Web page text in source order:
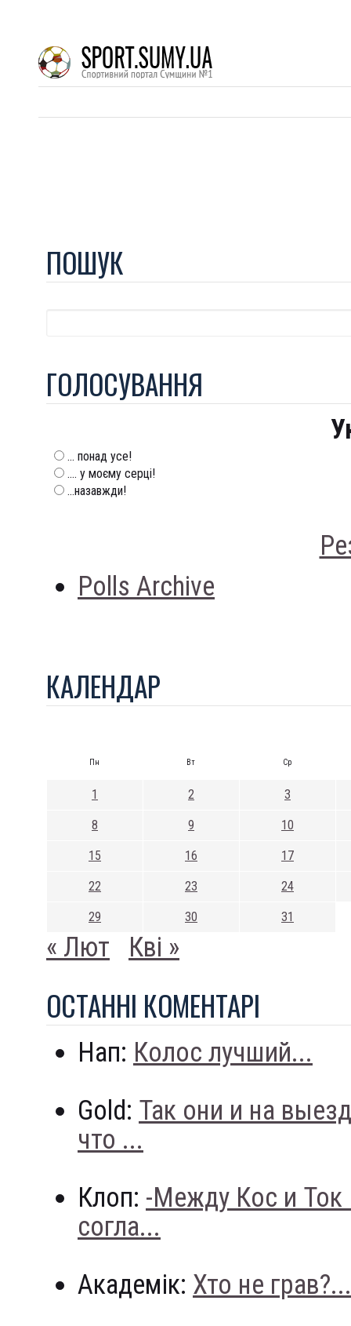
ПОШУК
ГОЛОСУВАННЯ
... понад усе!
.... у моєму серці!
...назавжди!
Polls Archive
КАЛЕНДАР
Пн Вт Ср
1 2 3
8 9 10
15 16 17
22 23 24
29 30 31
« Лют Кві »
ОСТАННI КОМЕНТАРI
Нап: Колос лучший...
Gold: Так они и на
что ...
Клоп: -Между Кос и
согла...
Академік: Хто не грав?...